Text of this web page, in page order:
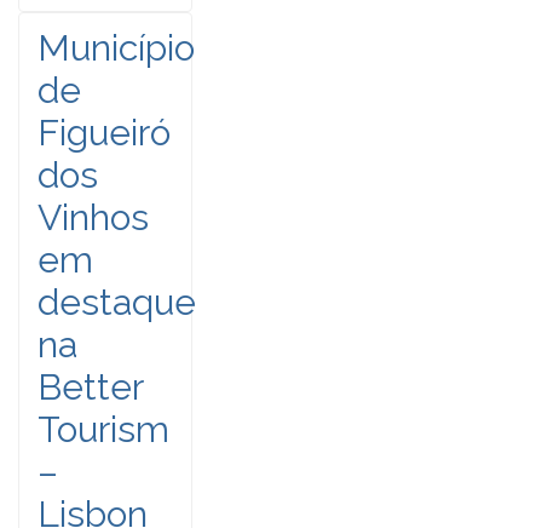
Município
de
Figueiró
dos
Vinhos
em
destaque
na
Better
Tourism
–
Lisbon